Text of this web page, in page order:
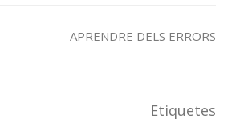
APRENDRE DELS ERRORS
Etiquetes